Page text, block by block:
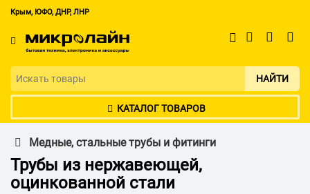
Крым, ЮФО, ДНР, ЛНР
НАЙТИ
КАТАЛОГ ТОВАРОВ
Медные, стальные трубы и фитинги
Трубы из нержавеющей,
оцинкованной стали